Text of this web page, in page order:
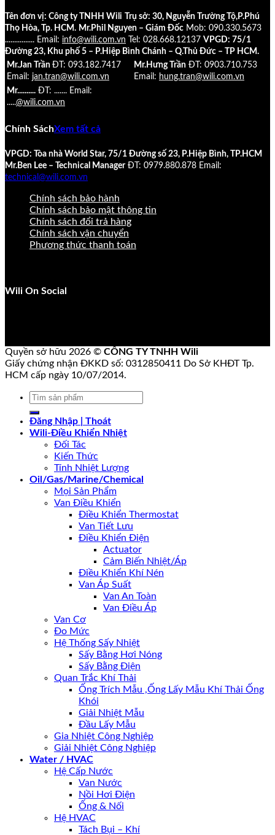
Tên đơn vị: Công ty TNHH Wili
Trụ sở: 30, Nguyễn Trường Tộ,P.Phú
Thọ Hòa, Tp. HCM. Mr.Phil Nguyen – Giám Đốc Mob: 090.330.5673
................ Email: info@wili.com.vn Tel: 028.668.12137 VPGD: 75/1
Đường 23, Khu phố 5 – P.Hiệp Bình Chánh – Q.Thủ Đức – TP HCM.
Mr.Jan Trần ĐT: 093.182.7417
Email: jan.tran@wili.com.vn
Mr.Hưng Trần ĐT: 0903.710.753
Email: hung.tran@wili.com.vn
Mr.......... ĐT: ....... Email:
.....@wili.com.vn
Chính SáchXem tất cả
VPGD: Tòa nhà World Star, 75/1 Đường số 23, P.Hiệp Bình, TP.HCM
Mr.Ben Lee – Technical Manager ĐT: 0979.880.878 Email:
technical@wili.com.vn
Chính sách bảo hành
Chính sách bảo mật thông tin
Chính sách đổi trả hàng
Chính sách vận chuyển
Phương thức thanh toán
Wili On Social
Quyền sở hữu 2026 © CÔNG TY TNHH Wili
Giấy chứng nhận ĐKKD số: 0312850411 Do Sở KHĐT Tp.
HCM cấp ngày 10/07/2014.
Tìm
Đăng Nhập | Thoát
Wili-Điều Khiển Nhiệt
Đối Tác
Kiến Thức
Tính Nhiệt Lượng
Oil/Gas/Marine/Chemical
Mọi Sản Phẩm
Van Điều Khiển
Điều Khiển Thermostat
Van Tiết Lưu
Điều Khiển Điện
Actuator
Cảm Biến Nhiệt/Áp
Điều Khiển Khí Nén
Van Áp Suất
Van An Toàn
Van Điều Áp
Van Cơ
Đo Mức
Hệ Thống Sấy Nhiệt
Sấy Bằng Hơi Nóng
Sấy Bằng Điện
Quan Trắc Khí Thải
Ống Trích Mẫu ,Ống Lấy Mẫu Khí Thải Ống
Khói
Giải Nhiệt Mẫu
Đầu Lấy Mẫu
Gia Nhiệt Công Nghiệp
Giải Nhiệt Công Nghiệp
Water / HVAC
Hệ Cấp Nước
Van Nước
Nồi Hơi Điện
Ống & Nối
Hệ HVAC
Tách Bụi – Khí